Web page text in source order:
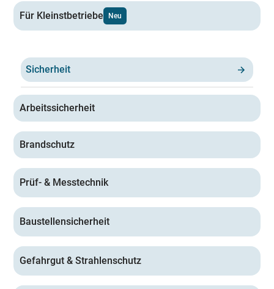
Für Kleinstbetriebe Neu
Sicherheit
Arbeitssicherheit
Brandschutz
Prüf- & Messtechnik
Baustellensicherheit
Gefahrgut & Strahlenschutz